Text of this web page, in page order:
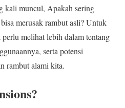
kali muncul, Apakah sering
merusak rambut asli? Untuk
melihat lebih dalam tentang
serta potensi
rambut alami kita.